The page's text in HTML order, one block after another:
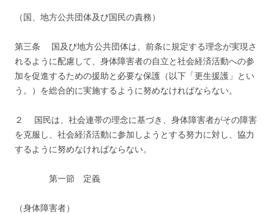
（国、地方公共団体及び国民の責務）
第三条 国及び地方公共団体は、前条に規定する理念が実現さ
れるように配慮して、身体障害者の自立と社会経済活動への参
加を促進するための援助と必要な保護（以下「更生援護」とい
う。）を総合的に実施するように努めなければならない。
２ 国民は、社会連帯の理念に基づき、身体障害者がその障害
を克服し、社会経済活動に参加しようとする努力に対し、協力
するように努めなければならない。
第一節 定義
（身体障害者）